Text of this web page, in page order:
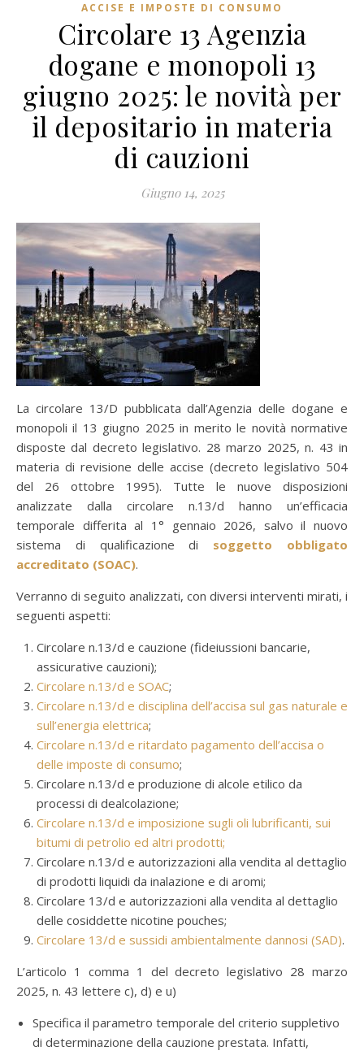
ACCISE E IMPOSTE DI CONSUMO
Circolare 13 Agenzia
dogane e monopoli 13
giugno 2025: le novità per
il depositario in materia
di cauzioni
Giugno 14, 2025
La circolare 13/D pubblicata dall’Agenzia delle dogane e
monopoli il 13 giugno 2025 in merito le novità normative
disposte dal decreto legislativo. 28 marzo 2025, n. 43 in
materia di revisione delle accise (decreto legislativo 504
del 26 ottobre 1995). Tutte le nuove disposizioni
analizzate dalla circolare n.13/d hanno un’efficacia
temporale differita al 1° gennaio 2026, salvo il nuovo
sistema di qualificazione di soggetto obbligato
accreditato (SOAC).
Verranno di seguito analizzati, con diversi interventi mirati, i
seguenti aspetti:
Circolare n.13/d e cauzione (fideiussioni bancarie,
assicurative cauzioni);
Circolare n.13/d e SOAC;
Circolare n.13/d e disciplina dell’accisa sul gas naturale e
sull’energia elettrica;
Circolare n.13/d e ritardato pagamento dell’accisa o
delle imposte di consumo;
Circolare n.13/d e produzione di alcole etilico da
processi di dealcolazione;
Circolare n.13/d e imposizione sugli oli lubrificanti, sui
bitumi di petrolio ed altri prodotti;
Circolare n.13/d e autorizzazioni alla vendita al dettaglio
di prodotti liquidi da inalazione e di aromi;
Circolare 13/d e autorizzazioni alla vendita al dettaglio
delle cosiddette nicotine pouches;
Circolare 13/d e sussidi ambientalmente dannosi (SAD).
L’articolo 1 comma 1 del decreto legislativo 28 marzo
2025, n. 43 lettere c), d) e u)
Specifica il parametro temporale del criterio suppletivo
di determinazione della cauzione prestata. Infatti,